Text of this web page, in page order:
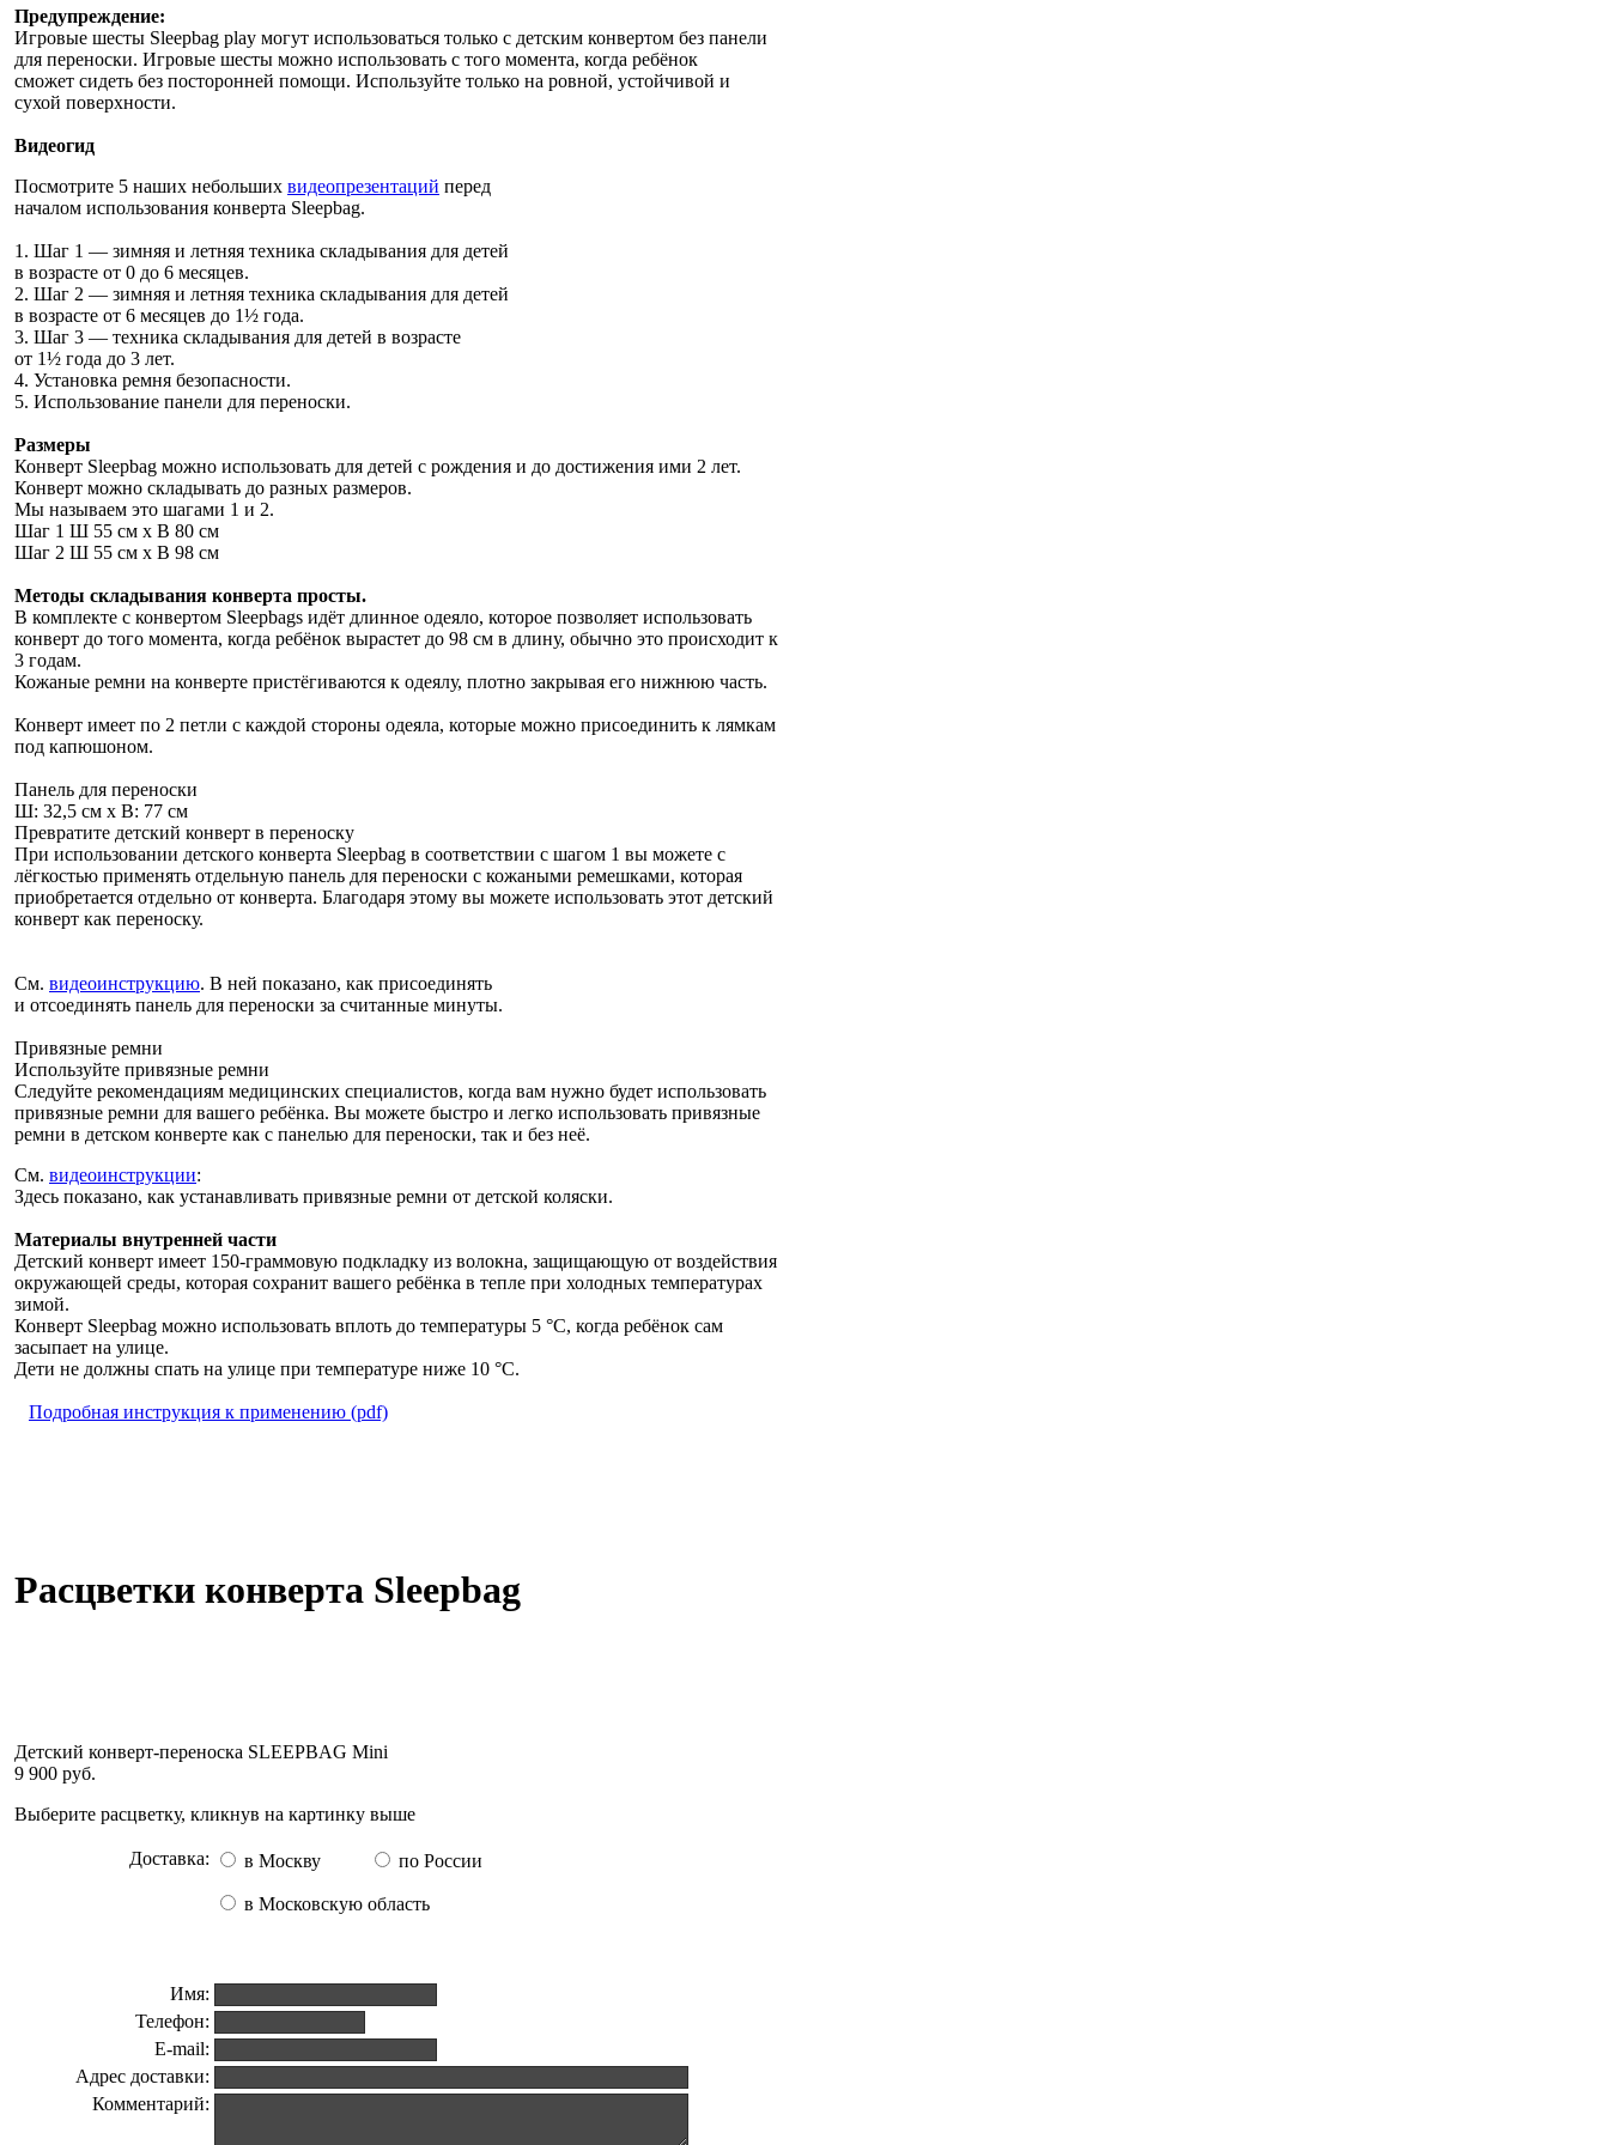
Предупреждение:
Игровые шесты Sleepbag play могут использоваться только c детским конвертом без панели
для переноски. Игровые шесты можно использовать с того момента, когда ребёнок
сможет сидеть без посторонней помощи. Используйте только на ровной, устойчивой и
сухой поверхности.
Видеогид
Посмотрите 5 наших небольших видеопрезентаций перед
началом использования конверта Sleepbag.
1. Шаг 1 — зимняя и летняя техника складывания для детей
в возрасте от 0 до 6 месяцев.
2. Шаг 2 — зимняя и летняя техника складывания для детей
в возрасте от 6 месяцев до 1½ года.
3. Шаг 3 — техника складывания для детей в возрасте
от 1½ года до 3 лет.
4. Установка ремня безопасности.
5. Использование панели для переноски.
Размеры
Конверт Sleepbag можно использовать для детей с рождения и до достижения ими 2 лет.
Конверт можно складывать до разных размеров.
Мы называем это шагами 1 и 2.
Шаг 1 Ш 55 см x В 80 см
Шаг 2 Ш 55 см x В 98 см
Методы складывания конверта просты.
В комплекте с конвертом Sleepbags идёт длинное одеяло, которое позволяет использовать
конверт до того момента, когда ребёнок вырастет до 98 см в длину, обычно это происходит к
3 годам.
Кожаные ремни на конверте пристёгиваются к одеялу, плотно закрывая его нижнюю часть.
Конверт имеет по 2 петли с каждой стороны одеяла, которые можно присоединить к лямкам
под капюшоном.
Панель для переноски
Ш: 32,5 см x В: 77 см
Превратите детский конверт в переноску
При использовании детского конверта Sleepbag в соответствии с шагом 1 вы можете с
лёгкостью применять отдельную панель для переноски с кожаными ремешками, которая
приобретается отдельно от конверта. Благодаря этому вы можете использовать этот детский
конверт как переноску.
См. видеоинструкцию. В ней показано, как присоединять
и отсоединять панель для переноски за считанные минуты.
Привязные ремни
Используйте привязные ремни
Следуйте рекомендациям медицинских специалистов, когда вам нужно будет использовать
привязные ремни для вашего ребёнка. Вы можете быстро и легко использовать привязные
ремни в детском конверте как с панелью для переноски, так и без неё.
См. видеоинструкции:
Здесь показано, как устанавливать привязные ремни от детской коляски.
Материалы внутренней части
Детский конверт имеет 150-граммовую подкладку из волокна, защищающую от воздействия
окружающей среды, которая сохранит вашего ребёнка в тепле при холодных температурах
зимой.
Конверт Sleepbag можно использовать вплоть до температуры 5 °С, когда ребёнок сам
засыпает на улице.
Дети не должны спать на улице при температуре ниже 10 °С.
Подробная инструкция к применению (pdf)
Расцветки конверта Sleepbag
Детский конверт-переноска SLEEPBAG Mini
9 900 руб.
Выберите расцветку, кликнув на картинку выше
Доставка: в Москву по России
в Московскую область
Имя:
Телефон:
E-mail:
Адрес доставки:
Комментарий: